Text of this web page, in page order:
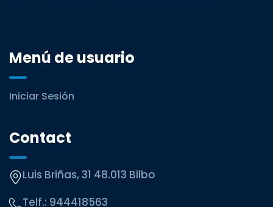
Menú de usuario
Iniciar Sesión
Contact
Luis Briñas, 31 48.013 Bilbo
Telf.: 944418563